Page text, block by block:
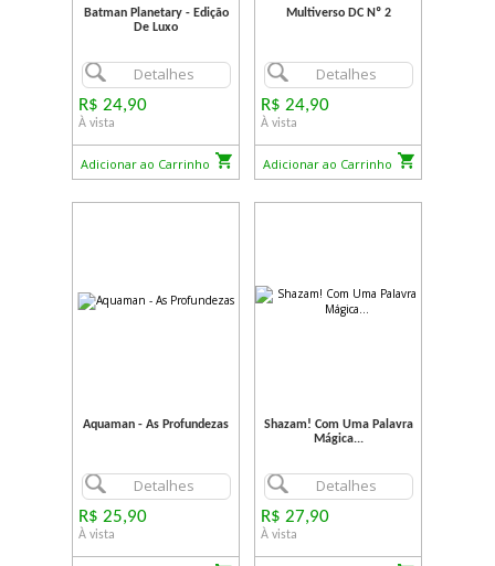
Batman Planetary - Edição
De Luxo
Detalhes
R$ 24,90
À vista
Adicionar ao Carrinho
Multiverso DC Nº 2
Detalhes
R$ 24,90
À vista
Adicionar ao Carrinho
Aquaman - As Profundezas
Detalhes
R$ 25,90
À vista
Shazam! Com Uma Palavra
Mágica...
Detalhes
R$ 27,90
À vista